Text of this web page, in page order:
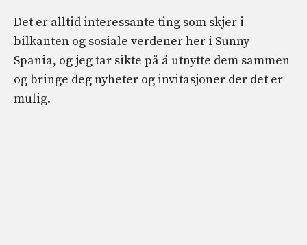
Det er alltid interessante ting som skjer i
bilkanten og sosiale verdener her i Sunny
Spania, og jeg tar sikte på å utnytte dem sammen
og bringe deg nyheter og invitasjoner der det er
mulig.